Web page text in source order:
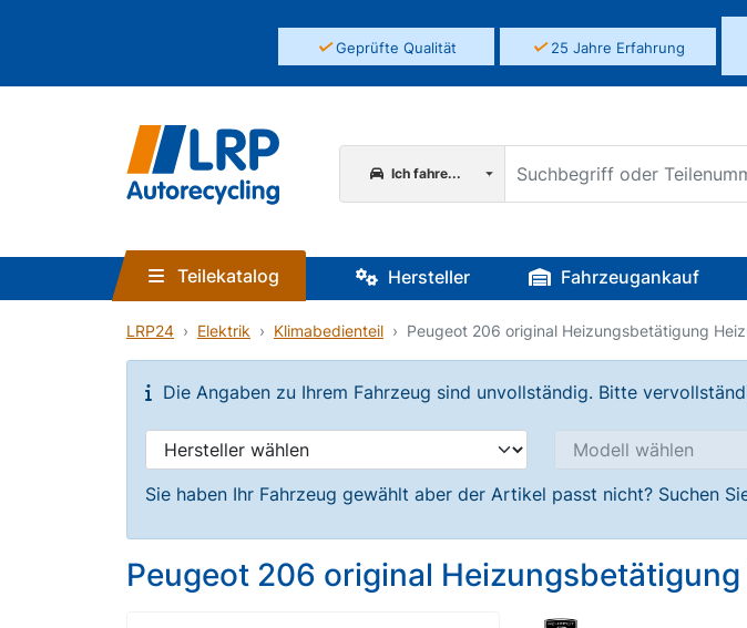
✓Geprüfte Qualität ✓25 Jahre Erfahrung
Ich fahre...
Teilekatalog Hersteller Fahrzeugankauf
LRP24 Elektrik Klimabedienteil Peugeot 206 original Heizungsbetätigung
Die Angaben zu Ihrem Fahrzeug sind unvollständig. Bitte
Sie haben Ihr Fahrzeug gewählt aber der Artikel passt nicht? Suchen
Peugeot 206 original